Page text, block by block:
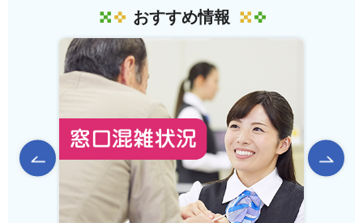
おすすめ情報
前のスライドを表示